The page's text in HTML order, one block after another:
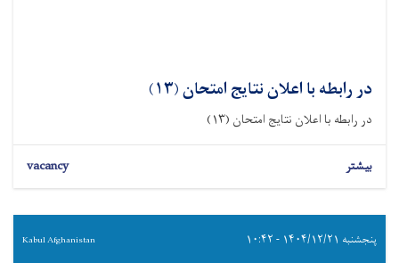
در رابطه با اعلان نتایج امتحان (۱۳)
در رابطه با اعلان نتایج امتحان (۱۳)
بیشتر vacancy
پنجشنبه ۱۴۰۴/۱۲/۲۱ - ۱۰:۴۲ Kabul Afghanistan